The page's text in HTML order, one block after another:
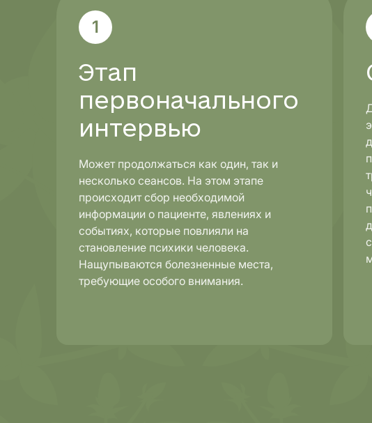
1
Этап
первоначального
интервью
Может продолжаться как один, так и
несколько сеансов. На этом этапе
происходит сбор необходимой
информации о пациенте, явлениях и
событиях, которые повлияли на
становление психики человека.
Нащупываются болезненные места,
требующие особого внимания.